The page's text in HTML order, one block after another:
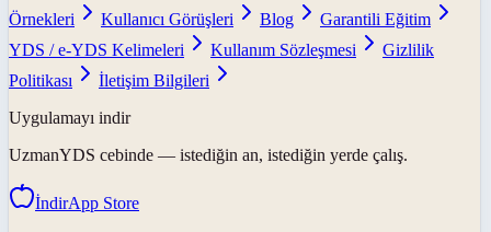
Örnekleri
Kullanıcı Görüşleri Blog
Garantili Eğitim
YDS / e-YDS Kelimeleri
Kullanım Sözleşmesi
Gizlilik
Politikası
İletişim Bilgileri
Uygulamayı indir
UzmanYDS cebinde — istediğin an, istediğin yerde çalış.
İndirApp Store